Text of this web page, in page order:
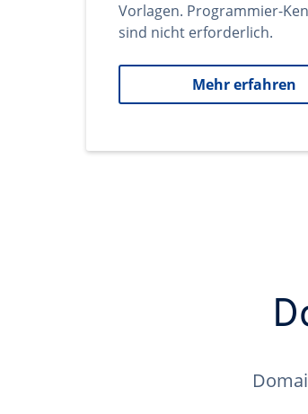
Vorlagen. Programmier-
sind nicht erforderlich.
Mehr erfahren